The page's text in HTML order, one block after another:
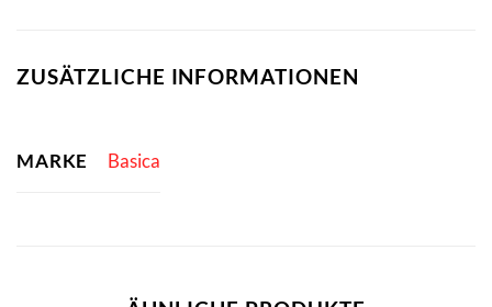
ZUSÄTZLICHE INFORMATIONEN
MARKE Basica